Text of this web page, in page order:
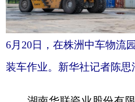
6月20日，在株洲中车物流
装车作业。新华社记者陈思